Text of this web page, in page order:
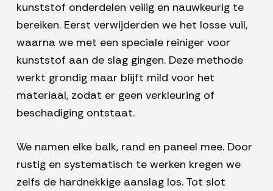
kunststof onderdelen veilig en nauwkeurig te
bereiken. Eerst verwijderden we het losse vuil,
waarna we met een speciale reiniger voor
kunststof aan de slag gingen. Deze methode
werkt grondig maar blijft mild voor het
materiaal, zodat er geen verkleuring of
beschadiging ontstaat.
We namen elke balk, rand en paneel mee. Door
rustig en systematisch te werken kregen we
zelfs de hardnekkige aanslag los. Tot slot